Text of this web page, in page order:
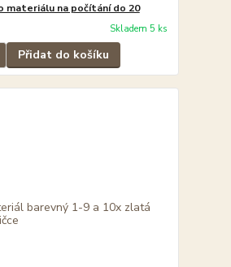
materiálu na počítání do 20
Skladem 5 ks
Přidat do košíku